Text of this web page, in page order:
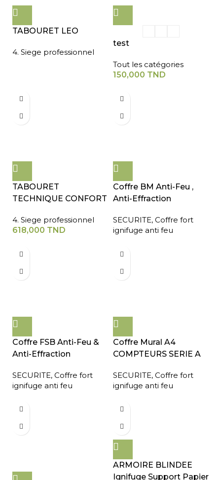
TABOURET LEO
4. Siege professionnel
test
Tout les catégories
150,000 TND
TABOURET
TECHNIQUE CONFORT
4. Siege professionnel
618,000 TND
Coffre BM Anti-Feu ,
Anti-Effraction
SECURITE, Coffre fort
ignifuge anti feu
Coffre FSB Anti-Feu &
Anti-Effraction
SECURITE, Coffre fort
ignifuge anti feu
Coffre Mural A4
COMPTEURS SERIE A
SECURITE, Coffre fort
ignifuge anti feu
ARMOIRE BLINDEE
Ignifuge Support Papier